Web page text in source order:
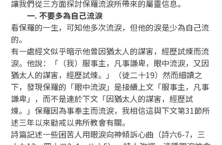
讓我們從三方面探討保羅流淚所帶來的屬靈信息。
一. 不要多為自己流淚
看保羅的一生，可知他多次流淚，但他的淚是少為自己流
的。
有一處經文似乎暗示他曾因猶太人的謀害，經歷試煉而流
淚。他說：「（我）服事主，凡事謙卑，眼中流淚，又因
猶太人的謀害，經歷試煉。」（徒二十19）然而細讀之
下，發現保羅的「眼中流淚」是接續上文「服事主，凡事
謙卑」，而不是連於下文「因猶太人的謀害，經歷試
煉。」保羅因為事奉主而流淚，我相信這與下文第31節所
述三年以來勸戒以弗所教會有關。
詩篇記述一些困苦人用眼淚向神傾訴心曲（詩六6-7，三